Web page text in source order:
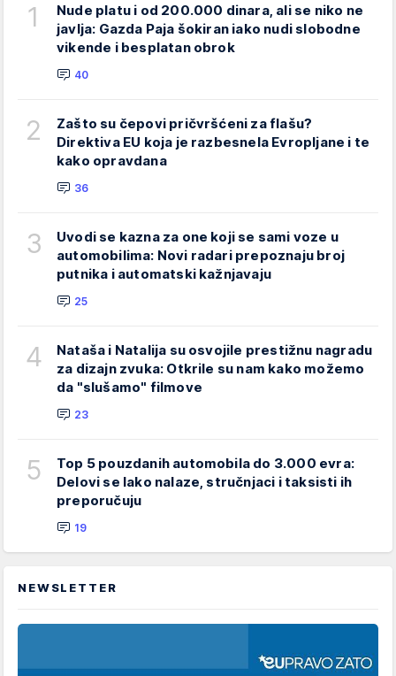
1
Nude platu i od 200.000 dinara, ali se niko ne
javlja: Gazda Paja šokiran iako nudi slobodne
vikende i besplatan obrok
40
2
Zašto su čepovi pričvršćeni za flašu?
Direktiva EU koja je razbesnela Evropljane i te
kako opravdana
36
3
Uvodi se kazna za one koji se sami voze u
automobilima: Novi radari prepoznaju broj
putnika i automatski kažnjavaju
25
4
Nataša i Natalija su osvojile prestižnu nagradu
za dizajn zvuka: Otkrile su nam kako možemo
da "slušamo" filmove
23
5
Top 5 pouzdanih automobila do 3.000 evra:
Delovi se lako nalaze, stručnjaci i taksisti ih
preporučuju
19
NEWSLETTER